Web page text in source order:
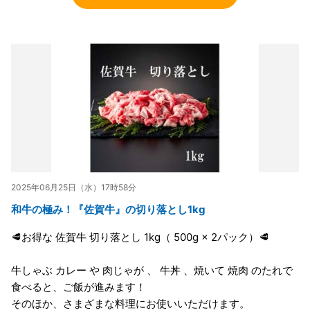
2025年06月25日（水）17時58分
和牛の極み！『佐賀牛』の切り落とし1kg
🥩お得な 佐賀牛 切り落とし 1kg（ 500g × 2パック）🥩
牛しゃぶ カレー や 肉じゃが 、 牛丼 、焼いて 焼肉 のたれで
食べると、ご飯が進みます！
そのほか、さまざまな料理にお使いいただけます。